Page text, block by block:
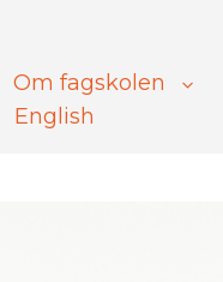
Om fagskolen
English